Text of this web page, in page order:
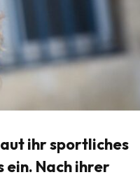
ihr sportliches
ein. Nach ihrer